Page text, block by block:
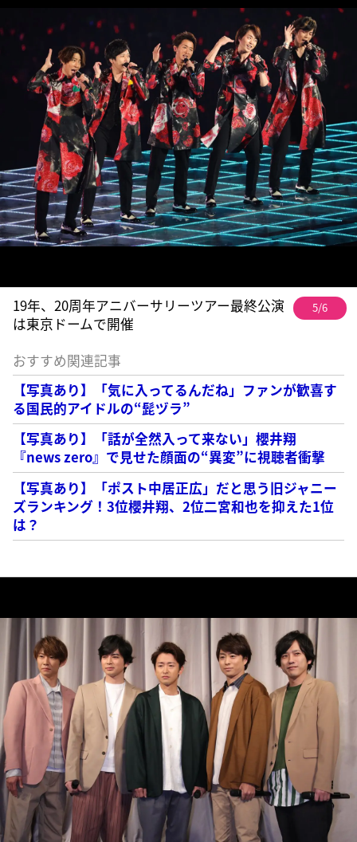
19年、20周年アニバーサリーツアー最終公演
は東京ドームで開催
5/6
おすすめ関連記事
【写真あり】「気に入ってるんだね」ファンが歓喜す
る国民的アイドルの“髭ヅラ”
【写真あり】「話が全然入って来ない」櫻井翔
『news zero』で見せた顔面の“異変”に視聴者衝撃
【写真あり】「ポスト中居正広」だと思う旧ジャニー
ズランキング！3位櫻井翔、2位二宮和也を抑えた1位
は？